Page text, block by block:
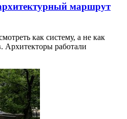
маршрут
как систему, а не как
Архитекторы работали